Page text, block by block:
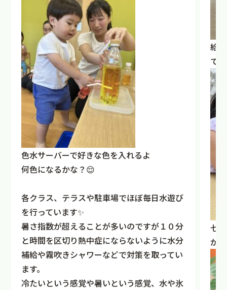
色水サーバーで好きな色を入れるよ
何色になるかな？😌
各クラス、テラスや駐車場でほぼ毎日水遊び
を行っています✨
暑さ指数が超えることが多いのですが１０分
と時間を区切り熱中症にならないように水分
補給や霧吹きシャワーなどで対策を取ってい
ます。
冷たいという感覚や暑いという感覚、水や氷
給
て
七
が